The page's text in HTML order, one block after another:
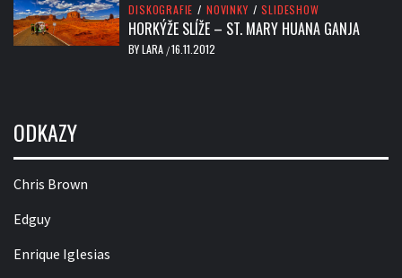
DISKOGRAFIE / NOVINKY / SLIDESHOW
HORKÝŽE SLÍŽE – ST. MARY HUANA GANJA
BYLARA /16.11.2012
ODKAZY
Chris Brown
Edguy
Enrique Iglesias